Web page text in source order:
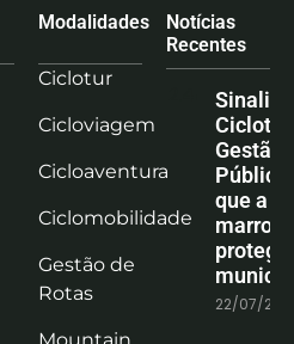
Modalidades
Ciclotur
Cicloviagem
Cicloaventura
Ciclomobilidade
Gestão de
Rotas
Notícias
Recentes
Gestão
que a
marrom
protege
22/07/